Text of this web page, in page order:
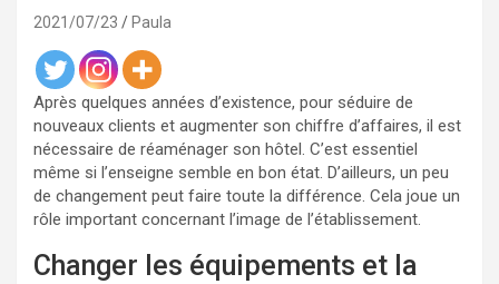
2021/07/23 Paula
Après quelques années d’existence, pour séduire de
nouveaux clients et augmenter son chiffre d’affaires, il est
nécessaire de réaménager son hôtel. C’est essentiel
même si l’enseigne semble en bon état. D’ailleurs, un peu
de changement peut faire toute la différence. Cela joue un
rôle important concernant l’image de l’établissement.
Changer les équipements et la